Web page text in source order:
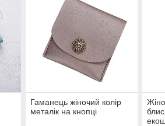
Гаманець жіночий колір
металік на кнопці